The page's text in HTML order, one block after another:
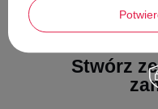
procesie przyjaznym dla
swojej wyjątkowej
świetnie odprowadza
Do czego pasuje?Stwórz